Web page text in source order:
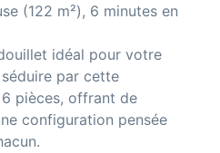
(122 m²), 6 minutes en
idéal pour votre
par cette
pièces, offrant de
configuration pensée